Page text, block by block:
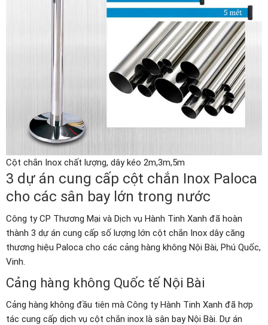
Cột chắn Inox chất lượng, dây kéo 2m,3m,5m
3 dự án cung cấp cột chắn Inox Paloca
cho các sân bay lớn trong nước
Công ty CP Thương Mại và Dịch vụ Hành Tinh Xanh đã hoàn
thành 3 dự án cung cấp số lượng lớn cột chắn Inox dây căng
thương hiệu Paloca cho các cảng hàng không Nội Bài, Phú Quốc,
Vinh.
Cảng hàng không Quốc tế Nội Bài
Cảng hàng không đầu tiên mà Công ty Hành Tinh Xanh đã hợp
tác cung cấp dịch vụ cột chắn inox là sân bay Nội Bài. Dự án